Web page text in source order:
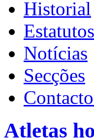
Historial
Estatutos
Notícias
Secções
Atletas